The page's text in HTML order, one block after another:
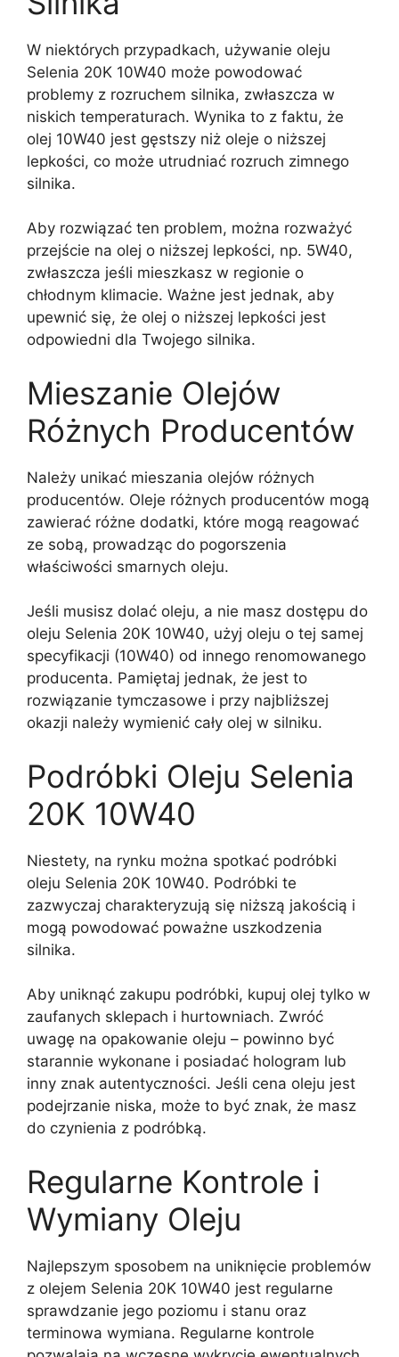
W niektórych przypadkach, używanie oleju
Selenia 20K 10W40 może powodować
problemy z rozruchem silnika, zwłaszcza w
niskich temperaturach. Wynika to z faktu, że
olej 10W40 jest gęstszy niż oleje o niższej
lepkości, co może utrudniać rozruch zimnego
silnika.
Aby rozwiązać ten problem, można rozważyć
przejście na olej o niższej lepkości, np. 5W40,
zwłaszcza jeśli mieszkasz w regionie o
chłodnym klimacie. Ważne jest jednak, aby
upewnić się, że olej o niższej lepkości jest
odpowiedni dla Twojego silnika.
Mieszanie Olejów
Różnych Producentów
Należy unikać mieszania olejów różnych
producentów. Oleje różnych producentów mogą
zawierać różne dodatki, które mogą reagować
ze sobą, prowadząc do pogorszenia
właściwości smarnych oleju.
Jeśli musisz dolać oleju, a nie masz dostępu do
oleju Selenia 20K 10W40, użyj oleju o tej samej
specyfikacji (10W40) od innego renomowanego
producenta. Pamiętaj jednak, że jest to
rozwiązanie tymczasowe i przy najbliższej
okazji należy wymienić cały olej w silniku.
Podróbki Oleju Selenia
20K 10W40
Niestety, na rynku można spotkać podróbki
oleju Selenia 20K 10W40. Podróbki te
zazwyczaj charakteryzują się niższą jakością i
mogą powodować poważne uszkodzenia
silnika.
Aby uniknąć zakupu podróbki, kupuj olej tylko w
zaufanych sklepach i hurtowniach. Zwróć
uwagę na opakowanie oleju – powinno być
starannie wykonane i posiadać hologram lub
inny znak autentyczności. Jeśli cena oleju jest
podejrzanie niska, może to być znak, że masz
do czynienia z podróbką.
Regularne Kontrole i
Wymiany Oleju
Najlepszym sposobem na uniknięcie problemów
z olejem Selenia 20K 10W40 jest regularne
sprawdzanie jego poziomu i stanu oraz
terminowa wymiana. Regularne kontrole